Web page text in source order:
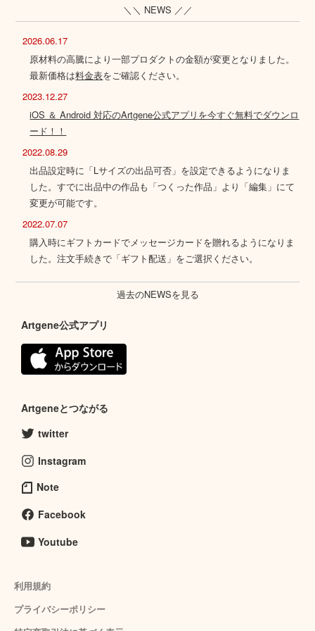
＼＼ NEWS ／／
2026.06.17
原材料の高騰により一部プロダクトの金額が変更となりました。
最新価格は料金表をご確認ください。
2023.12.27
iOS ＆ Android 対応のArtgene公式アプリを今すぐ無料でダウンロ
ード！！
2022.08.29
出品設定時に「Lサイズの出品可否」を設定できるようになりま
した。すでに出品中の作品も「つくった作品」より「編集」にて
変更が可能です。
2022.07.07
購入時にギフトカードでメッセージカードを贈れるようになりま
した。注文手続きで「ギフト配送」をご選択ください。
過去のNEWSを見る
Artgene公式アプリ
Artgeneとつながる
twitter
Instagram
Note
Facebook
Youtube
利用規約
プライバシーポリシー